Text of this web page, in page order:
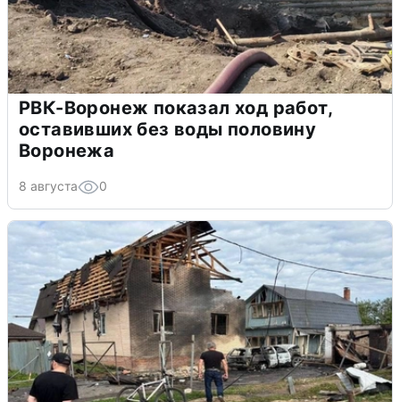
РВК-Воронеж показал ход работ,
оставивших без воды половину
Воронежа
8 августа 0